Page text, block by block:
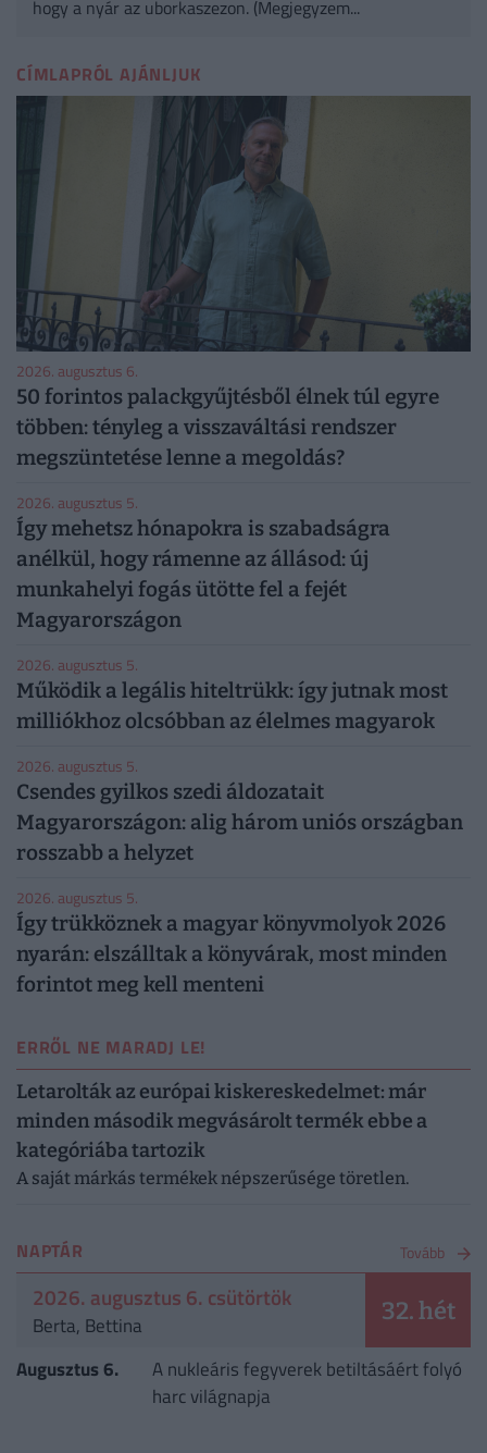
hogy a nyár az uborkaszezon. (Megjegyzem...
CÍMLAPRÓL AJÁNLJUK
2026. augusztus 6.
50 forintos palackgyűjtésből élnek túl egyre
többen: tényleg a visszaváltási rendszer
megszüntetése lenne a megoldás?
2026. augusztus 5.
Így mehetsz hónapokra is szabadságra
anélkül, hogy rámenne az állásod: új
munkahelyi fogás ütötte fel a fejét
Magyarországon
2026. augusztus 5.
Működik a legális hiteltrükk: így jutnak most
milliókhoz olcsóbban az élelmes magyarok
2026. augusztus 5.
Csendes gyilkos szedi áldozatait
Magyarországon: alig három uniós országban
rosszabb a helyzet
2026. augusztus 5.
Így trükköznek a magyar könyvmolyok 2026
nyarán: elszálltak a könyvárak, most minden
forintot meg kell menteni
ERRŐL NE MARADJ LE!
Letarolták az európai kiskereskedelmet: már
minden második megvásárolt termék ebbe a
kategóriába tartozik
A saját márkás termékek népszerűsége töretlen.
NAPTÁR Tovább
2026. augusztus 6. csütörtök
Berta, Bettina 32. hét
Augusztus 6.
A nukleáris fegyverek betiltásáért folyó
harc világnapja